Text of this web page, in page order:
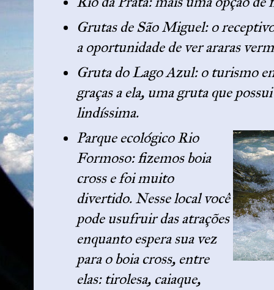
Grutas de São Miguel: o
a oportunidade de ver araras
Gruta do Lago Azul: o turismo
graças a ela, uma gruta que
lindíssima.
Parque ecológico Rio
Formoso: fizemos boia
cross e foi muito
divertido. Nesse local você
pode usufruir das atrações
enquanto espera sua vez
para o boia cross, entre
elas: tirolesa, caiaque,